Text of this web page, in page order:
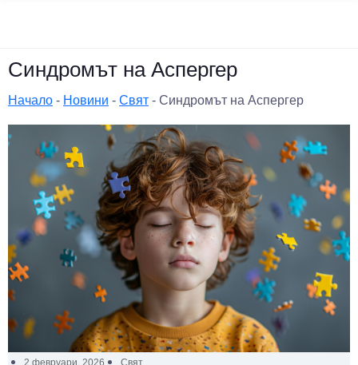
Синдромът на Аспергер
Начало - Новини - Свят - Синдромът на Аспергер